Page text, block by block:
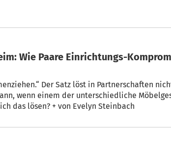
Der Satz löst in Partnerschaften
wenn einem der unterschiedliche
das lösen? + von Evelyn Steinbach